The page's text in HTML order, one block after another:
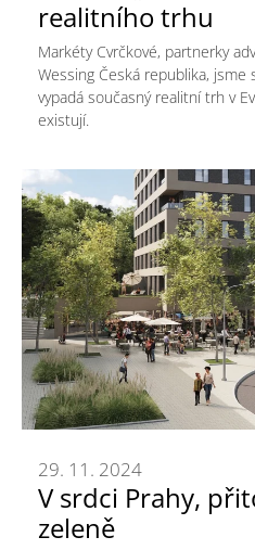
realitního trhu
Markéty Cvrčkové, partnerky
Wessing Česká republika,
vypadá současný realitní trh v
existují.
V srdci Prahy,
zeleně
29. 11. 2024